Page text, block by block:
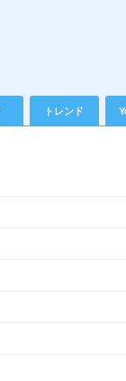
トレンド